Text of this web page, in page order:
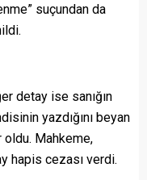
suçundan da
detay ise sanığın
yazdığını beyan
oldu. Mahkeme,
hapis cezası verdi.